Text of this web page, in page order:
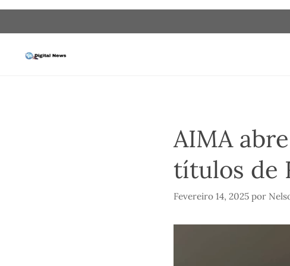
para
AIMA
títulos de
Fevereiro 14, 2025 por